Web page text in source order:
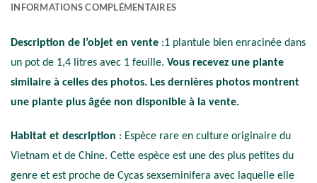
INFORMATIONS COMPLÉMENTAIRES
Description de l’objet en vente :1 plantule bien enracinée dans
un pot de 1,4 litres avec 1 feuille. Vous recevez une plante
similaire à celles des photos. Les dernières photos montrent
une plante plus âgée non disponible à la vente.
Habitat et description : Espèce rare en culture originaire du
Vietnam et de Chine. Cette espèce est une des plus petites du
genre et est proche de Cycas sexseminifera avec laquelle elle